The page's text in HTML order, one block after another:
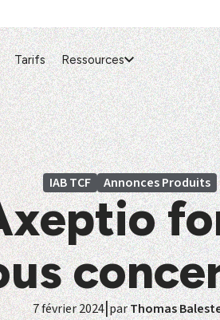
Tarifs Ressources
IAB TCF Annonces Produits
7 février 2024|parThomas